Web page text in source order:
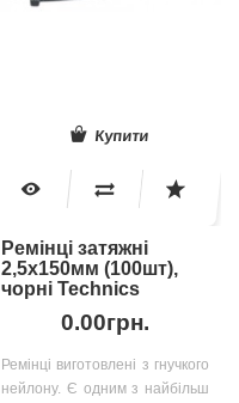
Купити
Ремінці затяжні
2,5х150мм (100шт),
чорні Technics
0.00грн.
Ремінці виготовлені з гнучкого
нейлону. Є одним з найбільш